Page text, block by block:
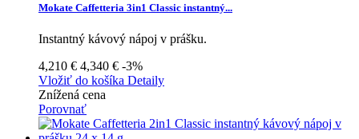
Mokate Caffetteria 3in1 Classic instantný...
Instantný kávový nápoj v prášku.
4,210 € 4,340 € -3%
Vložiť do košíka Detaily
Znížená cena
Porovnať